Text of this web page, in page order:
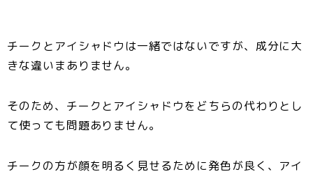
チークとアイシャドウは一緒ではないですが、成分に大
きな違いまありません。
そのため、 チークとアイシャドウをどちらの代わりとし
て使っても問題ありません。
チークの方が顔を明るく見せるために発色が良く、アイ